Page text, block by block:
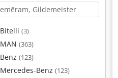
Bitelli (3)
MAN (363)
Benz (123)
Mercedes-Benz (123)